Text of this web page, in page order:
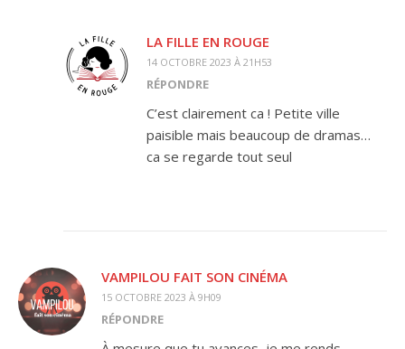
LA FILLE EN ROUGE
14 OCTOBRE 2023 À 21H53
RÉPONDRE
C’est clairement ca ! Petite ville
paisible mais beaucoup de dramas…
ca se regarde tout seul
VAMPILOU FAIT SON CINÉMA
15 OCTOBRE 2023 À 9H09
RÉPONDRE